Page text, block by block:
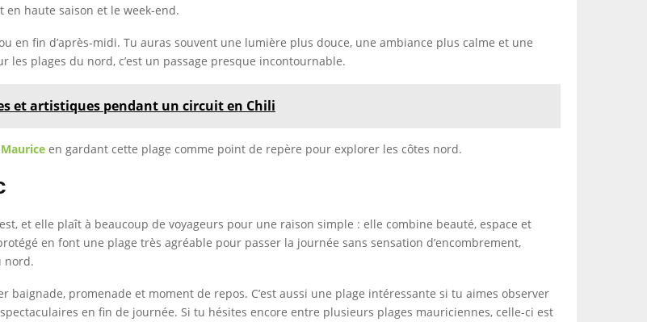
haute saison et le week-end.
en fin d’après-midi. Tu auras souvent une lumière plus douce, une ambiance plus calme et une
les plages du nord, c’est un passage presque incontournable.
et artistiques pendant un circuit en Chili
en gardant cette plage comme point de repère pour explorer les côtes nord.
et elle plaît à beaucoup de voyageurs pour une raison simple : elle combine beauté, espace et
en font une plage très agréable pour passer la journée sans sensation d’encombrement,
nord.
baignade, promenade et moment de repos. C’est aussi une plage intéressante si tu aimes observer
en fin de journée. Si tu hésites encore entre plusieurs plages mauriciennes, celle-ci est